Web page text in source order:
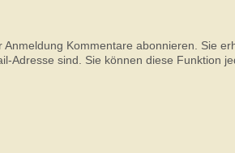
Kommentare abonnieren. Sie
Adresse sind. Sie können diese Funktion